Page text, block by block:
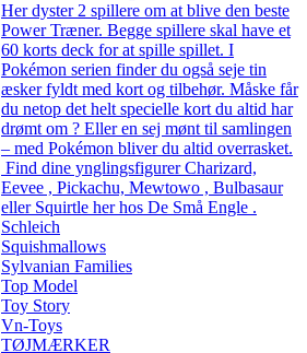
Her dyster 2 spillere om at blive den beste
Power Træner. Begge spillere skal have et
60 korts deck for at spille spillet. I
Pokémon serien finder du også seje tin
æsker fyldt med kort og tilbehør. Måske får
du netop det helt specielle kort du altid har
drømt om ? Eller en sej mønt til samlingen
– med Pokémon bliver du altid overrasket.
Find dine ynglingsfigurer Charizard,
Eevee , Pickachu, Mewtowo , Bulbasaur
eller Squirtle her hos De Små Engle .
Schleich
Squishmallows
Sylvanian Families
Top Model
Toy Story
Vn-Toys
TØJMÆRKER